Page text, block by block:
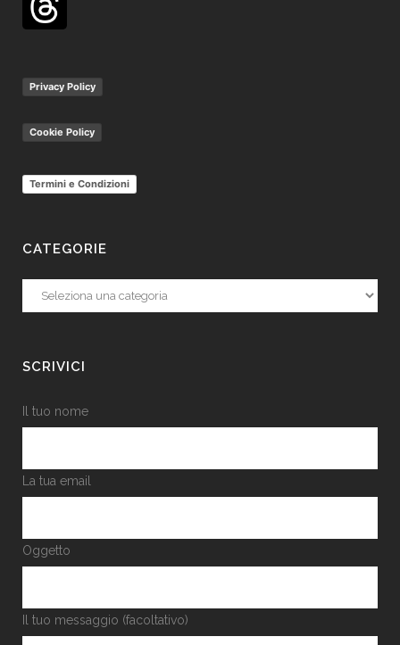
Privacy Policy
Cookie Policy
Termini e Condizioni
CATEGORIE
Categorie
SCRIVICI
Il tuo nome
La tua email
Oggetto
Il tuo messaggio (facoltativo)